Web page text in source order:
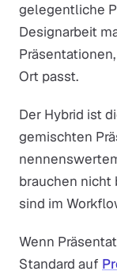
gelegentliche
Designarbeit
Ort passt.
Der Hybrid ist
gemischten
brauchen nicht
sind im
Wenn
Standard auf